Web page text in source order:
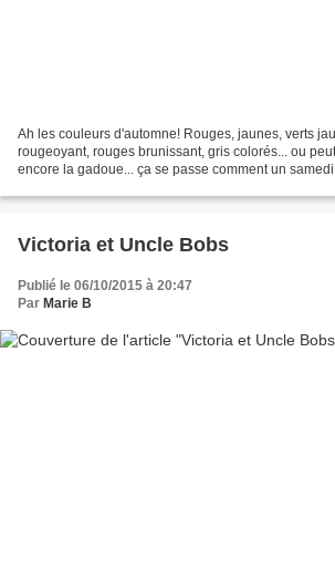
Ah les couleurs d'automne! Rouges, jaunes, verts
rougeoyant, rouges brunissant, gris colorés... ou
encore la gadoue... ça se passe comment un
Victoria et Uncle Bobs
Publié le 06/10/2015 à 20:47
Par Marie B